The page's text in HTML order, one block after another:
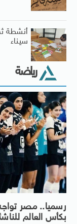
أنشطة
سيناء
رياضة
رسميا.. مصر تواجه
بكأس العالم